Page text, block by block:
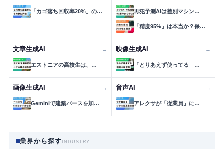
「カゴ落ち回収率20%」の… 再犯予測AIは差別マシン…
「精度95%」は本当か？保…
文章生成AI →
エストニアの高校生は、…
映像生成AI →
「とりあえず使ってる」…
画像生成AI →
Geminiで建築パースを加…
音声AI →
アレクサが「従業員」に…
業界から探す INDUSTRY